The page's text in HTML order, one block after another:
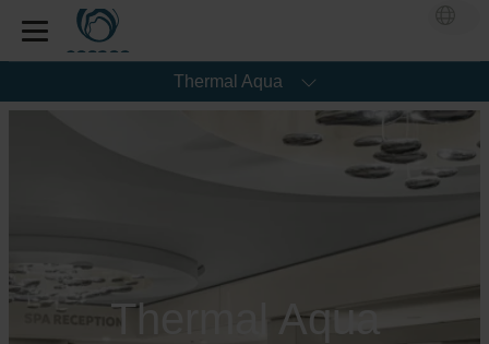
Thermal Aqua
Thermal Aqua